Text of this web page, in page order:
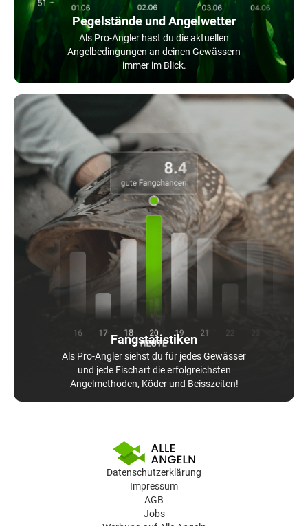
Pegelstände und Angelwetter
Als Pro-Angler hast du die aktuellen
Angelbedingungen an deinen Gewässern
immer im Blick.
Fangstatistiken
Als Pro-Angler siehst du für jedes Gewässer
und jede Fischart die erfolgreichsten
Angelmethoden, Köder und Beisszeiten!
Datenschutzerklärung
Impressum
AGB
Jobs